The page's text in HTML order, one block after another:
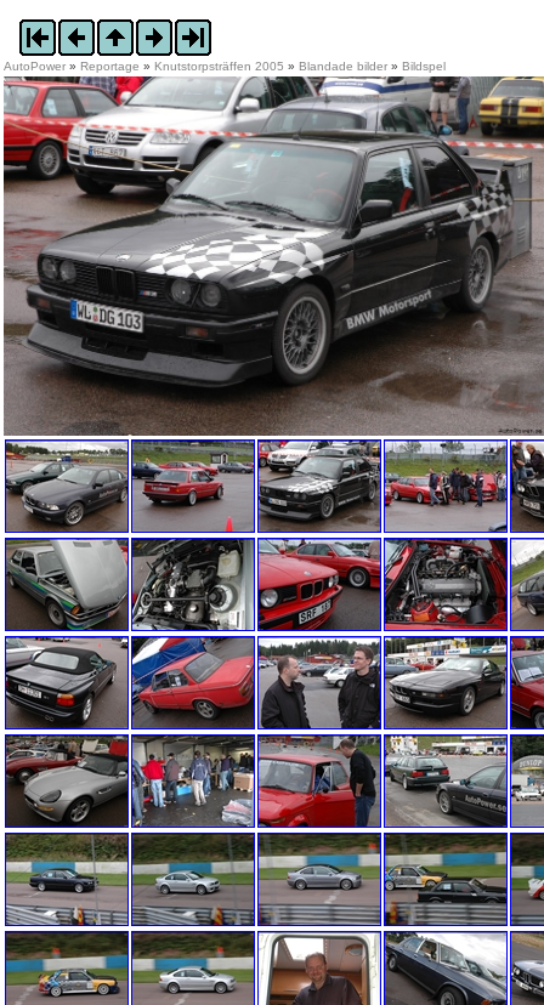
AutoPower » Reportage » Knutstorpsträffen 2005 » Blandade bilder » Bildspel